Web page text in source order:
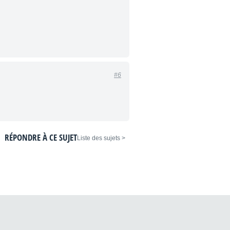
#6
< Liste des sujets
RÉPONDRE À CE SUJET